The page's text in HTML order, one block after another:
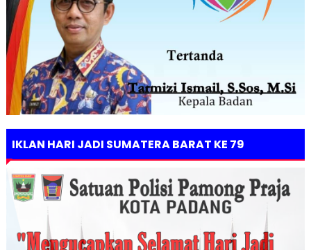
IKLAN HARI JADI SUMATERA BARAT KE 79